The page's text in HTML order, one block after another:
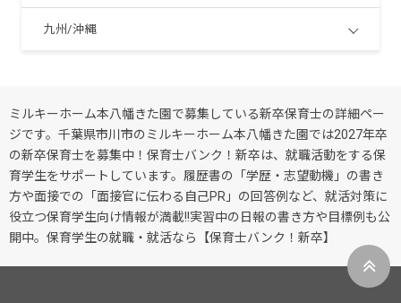
九州/沖縄
ミルキーホーム本八幡きた園で募集している新卒保育士の詳細ペー
ジです。千葉県市川市のミルキーホーム本八幡きた園では2027年卒
の新卒保育士を募集中！保育士バンク！新卒は、就職活動をする保
育学生をサポートしています。履歴書の「学歴・志望動機」の書き
方や面接での「面接官に伝わる自己PR」の回答例など、就活対策に
役立つ保育学生向け情報が満載!!実習中の日報の書き方や目標例も公
開中。保育学生の就職・就活なら【保育士バンク！新卒】